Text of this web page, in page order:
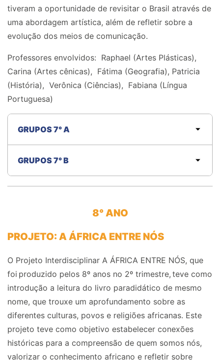
tiveram a oportunidade de revisitar o Brasil através de
uma abordagem artística, além de refletir sobre a
evolução dos meios de comunicação.
Professores envolvidos: Raphael (Artes Plásticas),
Carina (Artes cênicas), Fátima (Geografia), Patricia
(História), Verônica (Ciências), Fabiana (Língua
Portuguesa)
GRUPOS 7° A
GRUPOS 7° B
8° ANO
PROJETO: A ÁFRICA ENTRE NÓS
O Projeto Interdisciplinar A ÁFRICA ENTRE NÓS, que
foi produzido pelos 8º anos no 2º trimestre, teve como
introdução a leitura do livro paradidático de mesmo
nome, que trouxe um aprofundamento sobre as
diferentes culturas, povos e religiões africanas. Este
projeto teve como objetivo estabelecer conexões
históricas para a compreensão de quem somos nós,
valorizar o conhecimento africano e refletir sobre